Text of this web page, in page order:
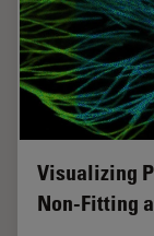
Visualizing
Non-Fitting